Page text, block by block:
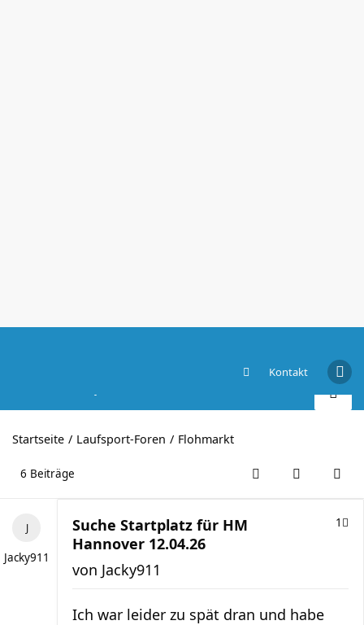
Kontakt
Startseite Laufsport-Foren Flohmarkt
6 Beiträge
Jacky911
Suche Startplatz für HM
Hannover 12.04.26
1
von Jacky911
Ich war leider zu spät dran und habe